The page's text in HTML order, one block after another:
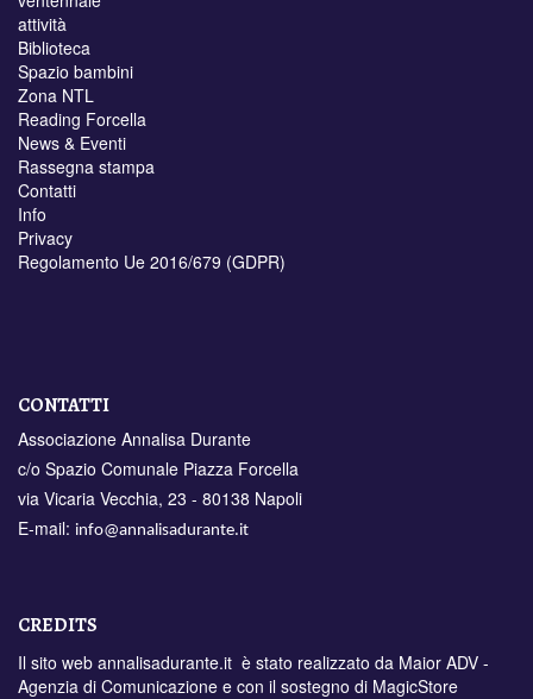
attività
Biblioteca
Spazio bambini
Zona NTL
Reading Forcella
News & Eventi
Rassegna stampa
Contatti
Info
Privacy
Regolamento Ue 2016/679 (GDPR)
CONTATTI
Associazione Annalisa Durante
c/o Spazio Comunale Piazza Forcella
via Vicaria Vecchia, 23 - 80138 Napoli
E-mail: info@annalisadurante.it
CREDITS
Il sito web annalisadurante.it è stato realizzato da Maior ADV -
Agenzia di Comunicazione e con il sostegno di MagicStore